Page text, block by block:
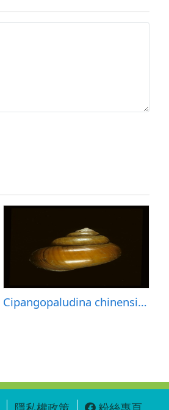
Cipangopaludina chinensis (圓田螺)